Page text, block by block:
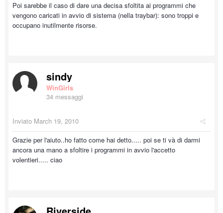
Poi sarebbe il caso di dare una decisa sfoltita ai programmi che
vengono caricati in avvio di sistema (nella traybar): sono troppi e
occupano inutilmente risorse.
sindy
WinGirls
34 messaggi
Inviato March 19, 2010
Grazie per l'aiuto..ho fatto come hai detto..... poi se ti và di darmi
ancora una mano a sfoltire i programmi in avvio l'accetto
volentieri..... ciao